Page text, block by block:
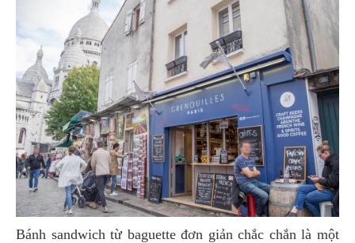
Bánh sandwich từ baguette đơn giản chắc chắn là một